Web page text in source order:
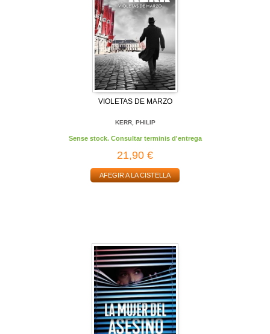
VIOLETAS DE MARZO
KERR, PHILIP
Sense stock. Consultar terminis d'entrega
21,90 €
AFEGIR A LA CISTELLA